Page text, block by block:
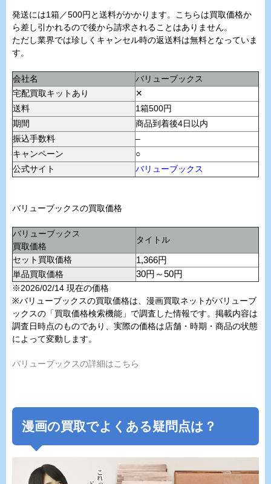
発送には1箱／500円と送料がかかります。こちらは買取価格か
ら差し引かれるので後から請求されることはありません。
ただし業界では珍しくキャンセル時の返送料は無料となっていま
す。
会社名
バリューブックス
宅配買取キットあり
✕
送料
1箱500円
期間
商品到着後4日以内
振込手数料
–
キャンペーン
○
公式サイト
バリューブックス
バリューブックスの買取価格
バリューブックス
買取価格
タイトル
セット買取価格
1,366円
単品買取価格
30円～50円
※2026/02/14 現在の価格
※バリューブックスの買取価格は、漫画買取ネットがバリューブ
ックスの「買取価格検索機能」で調査した情報です。掲載内容は
調査日時点のものであり、実際の価格は店舗・時期・商品の状態
によって変動します。
バリューブックスの詳細はこちら
漫画の買取でよくある疑問点は？